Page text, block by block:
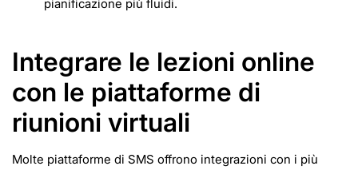
pianificazione più fluidi.
Integrare le lezioni online
con le piattaforme di
riunioni virtuali
Molte piattaforme di SMS offrono integrazioni con i più